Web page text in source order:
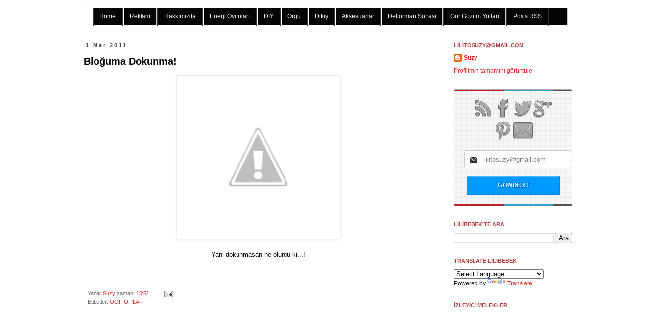
Home Reklam Hakkımızda Enerji Oyunları DIY Örgü Dikiş Aksesuarlar Deliorman Sofrası Gör Gözüm Yolları Posts RSS
1 Mar 2011
Bloğuma Dokunma!
Yani dokunmasan ne olurdu ki...!
Yazar Suzy zaman: 15:51
Etiketler: OOF OF'LAR
LİLİTOSUZY@GMAİL.COM
Suzy
Profilimin tamamını görüntüle
LİLİBEBEK'TE ARA
TRANSLATE LİLİBEBEK
Powered by Translate
İZLEYİCİ MELEKLER